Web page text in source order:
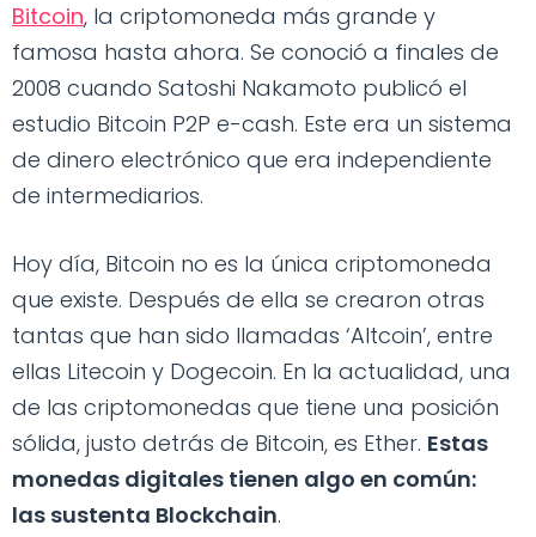
Bitcoin, la criptomoneda más grande y
famosa hasta ahora. Se conoció a finales de
2008 cuando Satoshi Nakamoto publicó el
estudio Bitcoin P2P e-cash. Este era un sistema
de dinero electrónico que era independiente
de intermediarios.
Hoy día, Bitcoin no es la única criptomoneda
que existe. Después de ella se crearon otras
tantas que han sido llamadas ‘Altcoin’, entre
ellas Litecoin y Dogecoin. En la actualidad, una
de las criptomonedas que tiene una posición
sólida, justo detrás de Bitcoin, es Ether. Estas
monedas digitales tienen algo en común:
las sustenta Blockchain.